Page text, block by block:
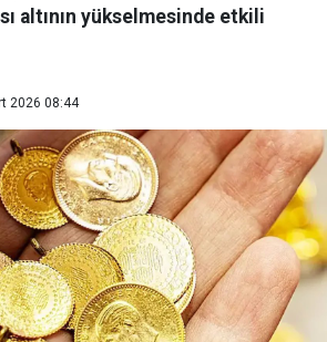
altının yükselmesinde etkili
2026 08:44